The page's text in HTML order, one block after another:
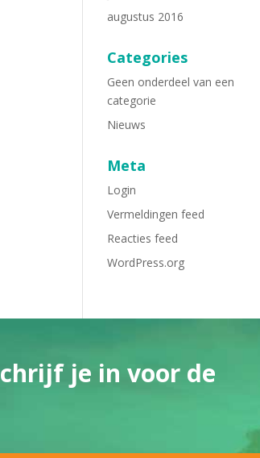
augustus 2016
Categories
Geen onderdeel van een
categorie
Nieuws
Meta
Login
Vermeldingen feed
Reacties feed
WordPress.org
je in voor de